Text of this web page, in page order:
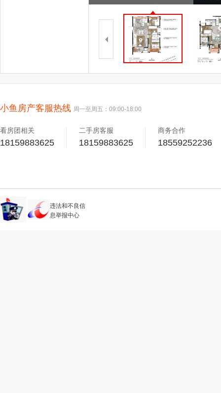
小鱼房产客服热线 周一至周五：09:00-18:00
看房团相关
18159883625
二手房客服
18159883625
商务合作
18559252236
违法和不良信
息举报中心